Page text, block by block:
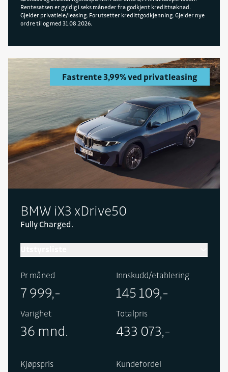
Rentesatsen er gyldig i seks måneder fra godkjent kredittsøknad.
Gjelder privatleie/leasing. Forutsetter kredittgodkjenning. Gjelder nye
ordre til og med 31.08.2026.
Fastrente 3,99% ved privatleasing
BMW iX3 xDrive50
Fully Charged.
Pr måned
7 999,-
Innskudd/etablering
145 109,-
Varighet
36 mnd.
Totalpris
433 073,-
Kjøpspris Kundefordel